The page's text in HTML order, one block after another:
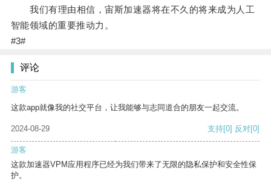
我们有理由相信，宙斯加速器将在不久的将来成为人工
智能领域的重要推动力。
#3#
评论
游客
这款app就像我的社交平台，让我能够与志同道合的朋友一起交流。
2024-08-29 支持[0] 反对[0]
游客
这款加速器VPM应用程序已经为我们带来了无限的隐私保护和安全性保
护。